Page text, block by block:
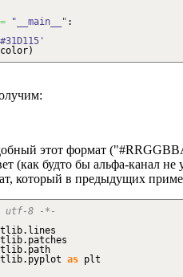
"__main__" :
color)
этот формат
(как будто бы альфа-канал
который в предыдущих
utf-8 -*-
lines
patches
path
pyplot as plt